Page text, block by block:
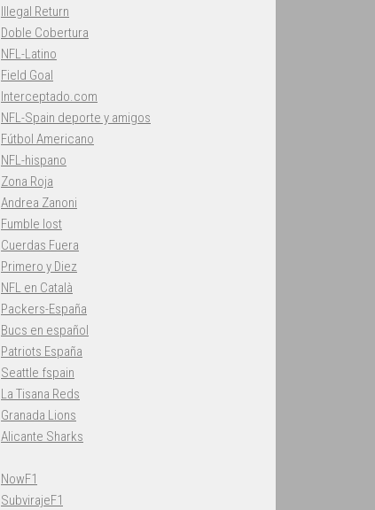
Illegal Return
Doble Cobertura
NFL-Latino
Field Goal
Interceptado.com
NFL-Spain deporte y amigos
Fútbol Americano
NFL-hispano
Zona Roja
Andrea Zanoni
Fumble lost
Cuerdas Fuera
Primero y Diez
NFL en Català
Packers-España
Bucs en español
Patriots España
Seattle fspain
La Tisana Reds
Granada Lions
Alicante Sharks
NowF1
SubvirajeF1